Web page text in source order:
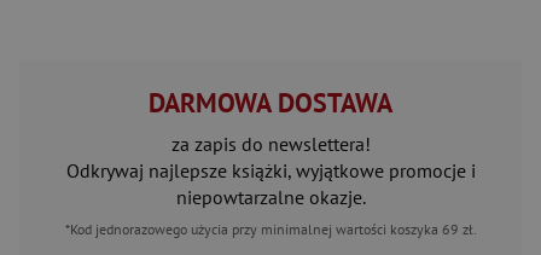
DARMOWA DOSTAWA
za zapis do newslettera!
Odkrywaj najlepsze książki, wyjątkowe promocje i
niepowtarzalne okazje.
*Kod jednorazowego użycia przy minimalnej wartości koszyka 69 zł.